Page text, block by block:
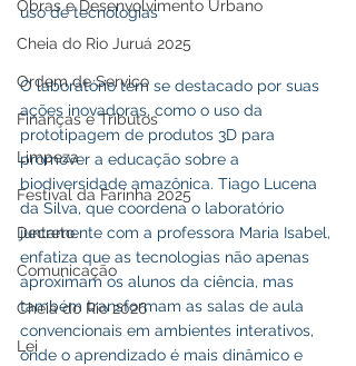
Obras e Desenvolvimento Urbano
Cheia do Rio Juruá 2025
Ordem de Serviço
Finanças e Tributos
Limpeza
Festival da Farinha 2025
Decreto
Comunicação
Cheia do Rio 2026
Lei
uso de tecnologias
O laboratório tem se destacado por suas
ações inovadoras, como o uso da
prototipagem de produtos 3D para
promover a educação sobre a
biodiversidade amazônica. Tiago Lucena
da Silva, que coordena o laboratório
juntamente com a professora Maria Isabel,
enfatiza que as tecnologias não apenas
aproximam os alunos da ciência, mas
também transformam as salas de aula
convencionais em ambientes interativos,
onde o aprendizado é mais dinâmico e